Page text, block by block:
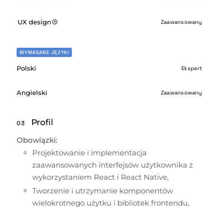
UX design Zaawansowany
WYMAGANE JĘZYKI
Polski Ekspert
Angielski Zaawansowany
03 Profil
Obowiązki:
Projektowanie i implementacja
zaawansowanych interfejsów użytkownika z
wykorzystaniem React i React Native,
Tworzenie i utrzymanie komponentów
wielokrotnego użytku i bibliotek frontendu,